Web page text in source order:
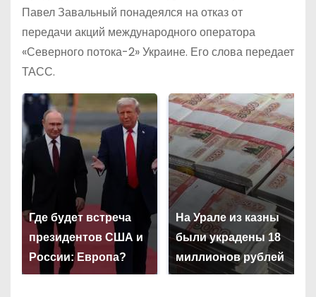
Павел Завальный понадеялся на отказ от
передачи акций международного оператора
«Северного потока-2» Украине. Его слова передает
ТАСС.
Где будет встреча
президентов США и
России: Европа?
На Урале из казны
были украдены 18
миллионов рублей